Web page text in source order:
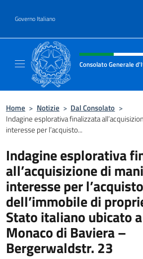
Governo Italiano
Intestazione sito,
Consolato Generale
Home > Notizie > Dal Consolato >
Indagine esplorativa finalizzata
interesse per l’acquisto...
Indagine esplorativa
all’acquisizione di
interesse per l’acquisto
dell’immobile di
Stato italiano ubicato
Monaco di Baviera –
Bergerwaldstr. 23